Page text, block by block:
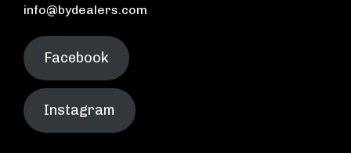
info@bydealers.com
Facebook
Instagram